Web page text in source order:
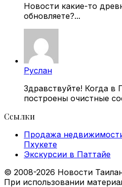
Новости какие-то
обновляете?...
Руслан
Здравствуйте! Когда в
построены очистные
Ссылки
Продажа
Пхукете
Экскурсии в Паттайе
© 2008-2026 Новости
При использовании